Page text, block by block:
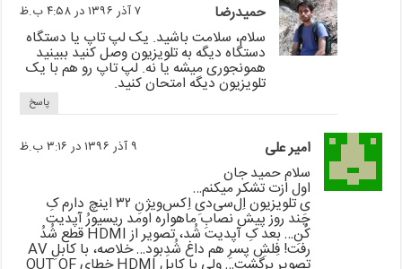
حمیدرضا ۷ آذر ۱۳۹۶ در ۴:۵۸ ب.ظ
سلام، سلامت باشید. یک لپ تاپ یا دستگاه
دستگاه دیگه به تلویزیون وصل کنید ببینید
همونجوری میشه یا نه. لپ تاپ رو هم با یک
تلویزیون دیگه امتحان کنید.
پاسخ
امیر علی ۹ آذر ۱۳۹۶ در ۳:۱۶ ب.ظ
سلام حمید جان
اول ازت تشکر میکنم…
یِ تلویزیون اِل‌سی‌دیِ اِکس‌ویژنِ ۳۲ اینچ دارم کِ
چند روز پیش نصابِ ماهواره اومد ریسیورُ آپدیت
کُنِ… بعد کِ آپدیت شُد، تصویر از HDMI قطع شُدُ
رفت! فِلشِ پسرِ هم داغ شُدِبود… خلاصه، با کابلِ AV